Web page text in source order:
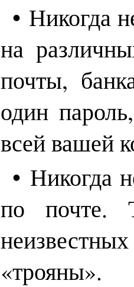
• Никогда
на
почты,
один
всей вашей
• Никогда
по почте.
«трояны».